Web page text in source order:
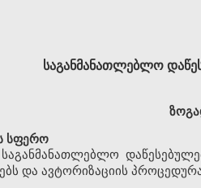
საგანმანათლებლო
სფერო
საგანმანათლებლო
და ავტორიზაციის